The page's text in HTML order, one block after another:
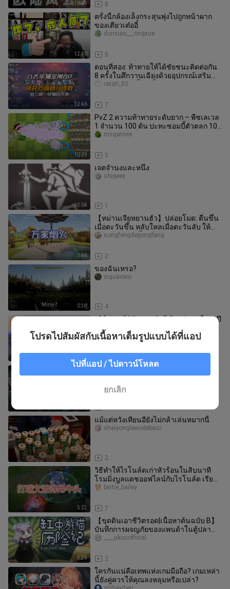
19:59 8
12:40
ครั้งนี้กล้องเล็งกระสุนพุ่งไปถูกหน้าผาก
ของเตียวเต๋ออี๋
5
dunxiao___ongxue
12:46
ตอนที่สอง: ท้าทายให้ได้ชัยชนะติดต่อกัน
8 ครั้งในศึกวานเฉียงด้วยอุปกรณ์เสริม
ระดับตำนานทั้ง 8 ชิ้น!
7
ratori_02
10:29
PvZ 2 ความท้าทายระดับยาก – พืชเลเวล
1 จำนวน 100 ต้น ปะทะซอมบี้ตัวตลก 100
ตัว – ใครจะเป็นผู้ชนะ?
5
msgames
2:04
เจตจำนงและหนึ่ง
1
shigeex
1:46
【หม่านเจียหยานฮั่ว】ปล่อยโมด: ตื่นขึ้น
เมื่อตะวันขึ้น หลับใหลเมื่อตะวันลับ ให้
หมู่บ้านมีชีวิตขึ้นมาอย่
2
songfengdegongfang
0:38
ของฉันเหรอ?
4
siguaowo
เซิร์ฟเวอร์ Minecraft ที่เปิดเล่นๆ เมื่อหกปี
ก่อน ผ่านมาหกปีแล้ว ยังมีคนรอให้กลับไป
อยู่จริงๆ
i-abu
M7 ถูกลดความแรง K4 ได้รับการปรับให้
แข็งแกร่งขึ้น มาดูความเก่งของ K4
กัน【Delta Force】
zhanshujizixuan
0:32
แม้แต่หวังเทียนอียังไม่กล้าเล่นหมากนี้
2
sheiyonglewodebeizi
5:23
วิธีทำให้ไรโนล์ดเก่าหัวร้อนในสิบนาที
โรมมิ่งบูลแดชออฟไลน์กับไรโนล์ด เรียน
รู้แล้วขึ้นจากทองแดงเป็นระด
7
bertie_bailey
9:34
【ขุดดินเอาชีวิตรอด|เนื้อหาต้นฉบับ B】
บันทึกการผจญภัยของแพนด้าในตู้ปลา
【Shizukou】
2
____ukouofficial
ใครกันแน่คือเทพแห่งเกมมือถือ? เกมเหล่า
นี้ยังคู่ควรให้คุณลงหลุมหรือเปล่า?
โปรดไปสัมผัสกับเนื้อหาเต็มรูปแบบได้ที่แอป
ไปที่แอป / ไปดาวน์โหลด
ยกเลิก